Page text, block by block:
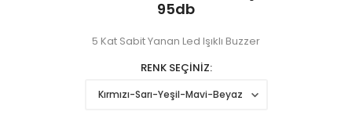
95db
5 Kat Sabit Yanan Led Işıklı Buzzer
RENK SEÇİNİZ